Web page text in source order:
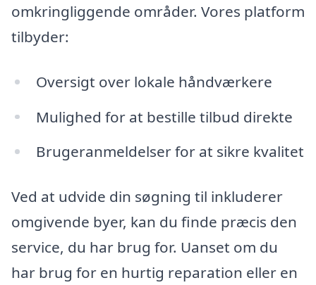
omkringliggende områder. Vores platform
tilbyder:
Oversigt over lokale håndværkere
Mulighed for at bestille tilbud direkte
Brugeranmeldelser for at sikre kvalitet
Ved at udvide din søgning til inkluderer
omgivende byer, kan du finde præcis den
service, du har brug for. Uanset om du
har brug for en hurtig reparation eller en